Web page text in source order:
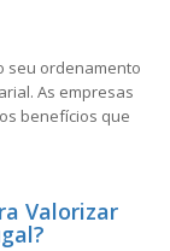
seu ordenamento
As empresas
benefícios que
Valorizar